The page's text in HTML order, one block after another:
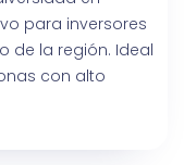
para inversores
de la región. Ideal
con alto